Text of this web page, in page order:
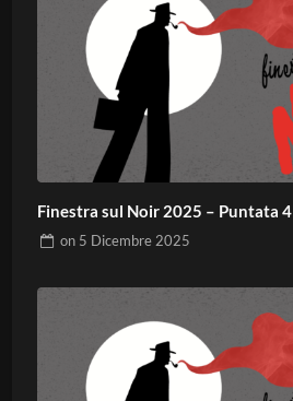
Finestra sul Noir 2025 – Puntata 4
on 5 Dicembre 2025